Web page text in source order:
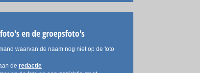
en de groepsfoto's
waarvan de naam nog niet op de foto
deredactie